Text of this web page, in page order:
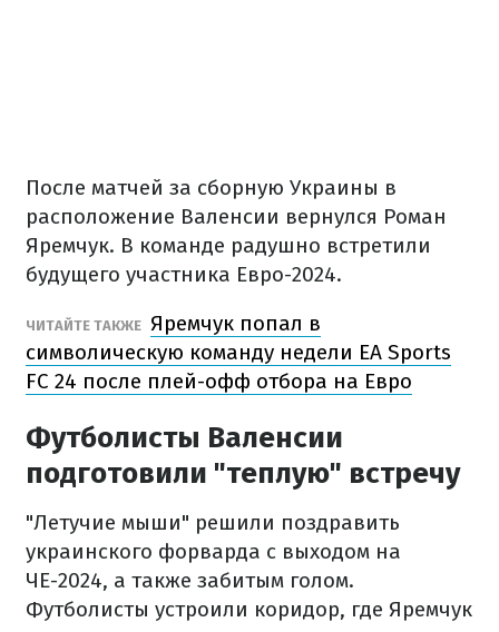
После матчей за сборную Украины в
расположение Валенсии вернулся Роман
Яремчук. В команде радушно встретили
будущего участника Евро-2024.
ЧИТАЙТЕ ТАКЖЕ Яремчук попал в
символическую команду недели EA Sports
FC 24 после плей-офф отбора на Евро
Футболисты Валенсии
подготовили "теплую" встречу
"Летучие мыши" решили поздравить
украинского форварда с выходом на
ЧЕ-2024, а также забитым голом.
Футболисты устроили коридор, где Яремчук